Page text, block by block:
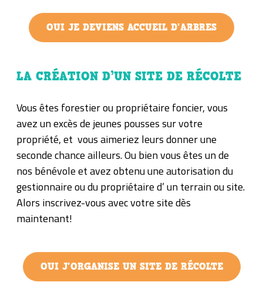
OUI JE DEVIENS ACCUEIL D'ARBRES
LA CRÉATION D’UN SITE DE RÉCOLTE
Vous êtes forestier ou propriétaire foncier, vous
avez un excès de jeunes pousses sur votre
propriété, et vous aimeriez leurs donner une
seconde chance ailleurs. Ou bien vous êtes un de
nos bénévole et avez obtenu une autorisation du
gestionnaire ou du propriétaire d’ un terrain ou site.
Alors inscrivez-vous avec votre site dès
maintenant!
OUI J'ORGANISE UN SITE DE RÉCOLTE